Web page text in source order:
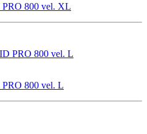
800 vel. XL
800 vel. L